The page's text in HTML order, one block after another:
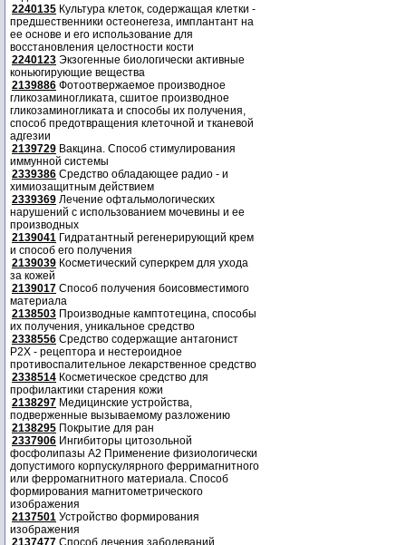
2240135 Культура клеток, содержащая клетки -
предшественники остеонегеза, имплантант на
ее основе и его использование для
восстановления целостности кости
2240123 Экзогенные биологически активные
коньюгирующие вещества
2139886 Фотоотвержаемое производное
гликозаминогликата, сшитое производное
гликозаминогликата и способы их получения,
способ предотвращения клеточной и тканевой
адгезии
2139729 Вакцина. Способ стимулирования
иммунной системы
2339386 Средство обладающее радио - и
химиозащитным действием
2339369 Лечение офтальмологических
нарушений с использованием мочевины и ее
производных
2139041 Гидратантный регенерирующий крем
и способ его получения
2139039 Косметический суперкрем для ухода
за кожей
2139017 Способ получения боисовместимого
материала
2138503 Производные камптотецина, способы
их получения, уникальное средство
2338556 Средство содержащие антагонист
Р2Х - рецептора и нестероидное
противоспалительное лекарственное средство
2338514 Косметическое средство для
профилактики старения кожи
2138297 Медицинские устройства,
подверженные вызываемому разложению
2138295 Покрытие для ран
2337906 Ингибиторы цитозольной
фосфолипазы А2 Применение физиологически
допустимого корпускулярного ферримагнитного
или ферромагнитного материала. Способ
формирования магнитометрического
изображения
2137501 Устройство формирования
изображения
2137477 Способ лечения заболеваний